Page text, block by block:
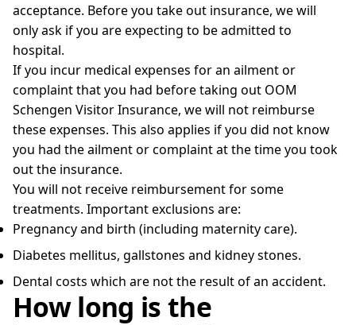
acceptance. Before you take out insurance, we will
only ask if you are expecting to be admitted to
hospital.
If you incur medical expenses for an ailment or
complaint that you had before taking out OOM
Schengen Visitor Insurance, we will not reimburse
these expenses. This also applies if you did not know
you had the ailment or complaint at the time you took
out the insurance.
You will not receive reimbursement for some
treatments. Important exclusions are:
Pregnancy and birth (including maternity care).
Diabetes mellitus, gallstones and kidney stones.
Dental costs which are not the result of an accident.
How long is the